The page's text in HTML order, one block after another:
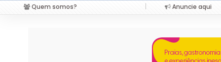
Quem somos? | Anuncie aqui
notas fiscais entram em vigor; entenda o que muda para as empresas